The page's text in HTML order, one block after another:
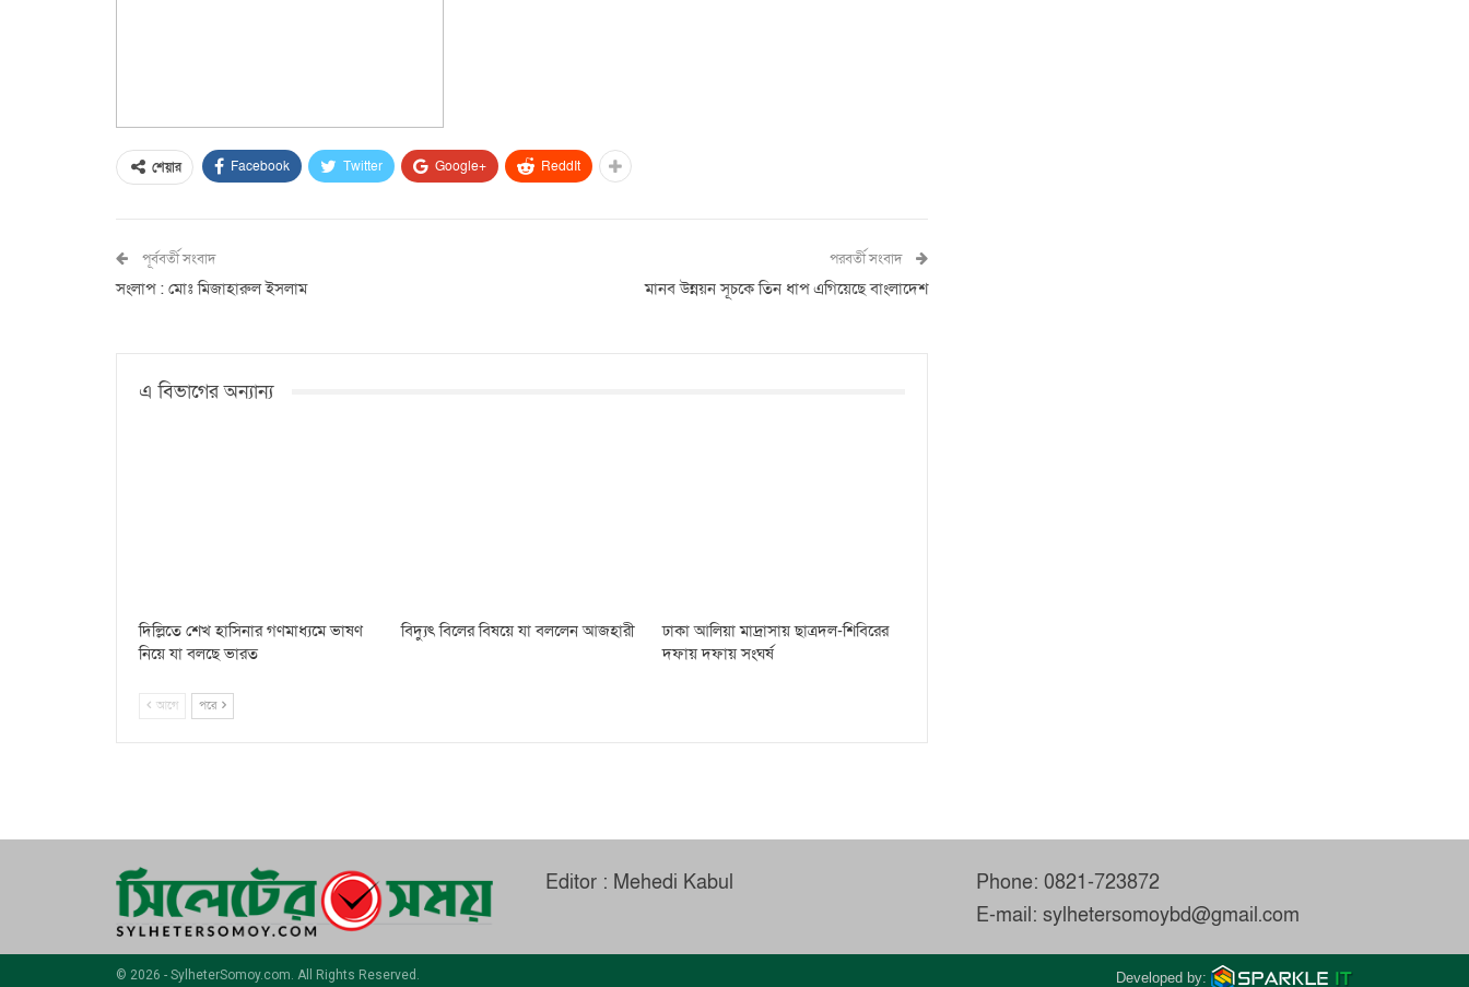
শেয়ার Facebook Twitter Google+ ReddIt
পূর্ববর্তী সংবাদ
সংলাপ : মোঃ মিজাহারুল ইসলাম
পরবর্তী সংবাদ
মানব উন্নয়ন সূচকে তিন ধাপ এগিয়েছে বাংলাদেশ
এ বিভাগের অন্যান্য
দিল্লিতে শেখ হাসিনার গণমাধ্যমে ভাষণ
নিয়ে যা বলছে ভারত
বিদ্যুৎ বিলের বিষয়ে যা বললেন আজহারী
ঢাকা আলিয়া মাদ্রাসায় ছাত্রদল-শিবিরের
দফায় দফায় সংঘর্ষ
আগে পরে
Editor : Mehedi Kabul
Phone: 0821-723872
E-mail: sylhetersomoybd@gmail.com
© 2026 - SylheterSomoy.com. All Rights Reserved. Developed by: